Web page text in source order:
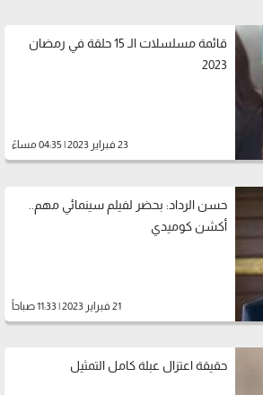
قائمة مسلسلات الـ 15 حلقة في رمضان
2023
23 فبراير 2023 | 04:35 مساءً
حسن الرداد: بحضر لفيلم سينمائي مهم..
أكشن كوميدي
21 فبراير 2023 | 11:33 صباحاً
حقيقة اعتزال عبلة كامل التمثيل